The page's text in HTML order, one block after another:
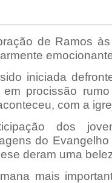
de Ramos
iniciada
em procissão
com a
dos
do
deram uma
mais